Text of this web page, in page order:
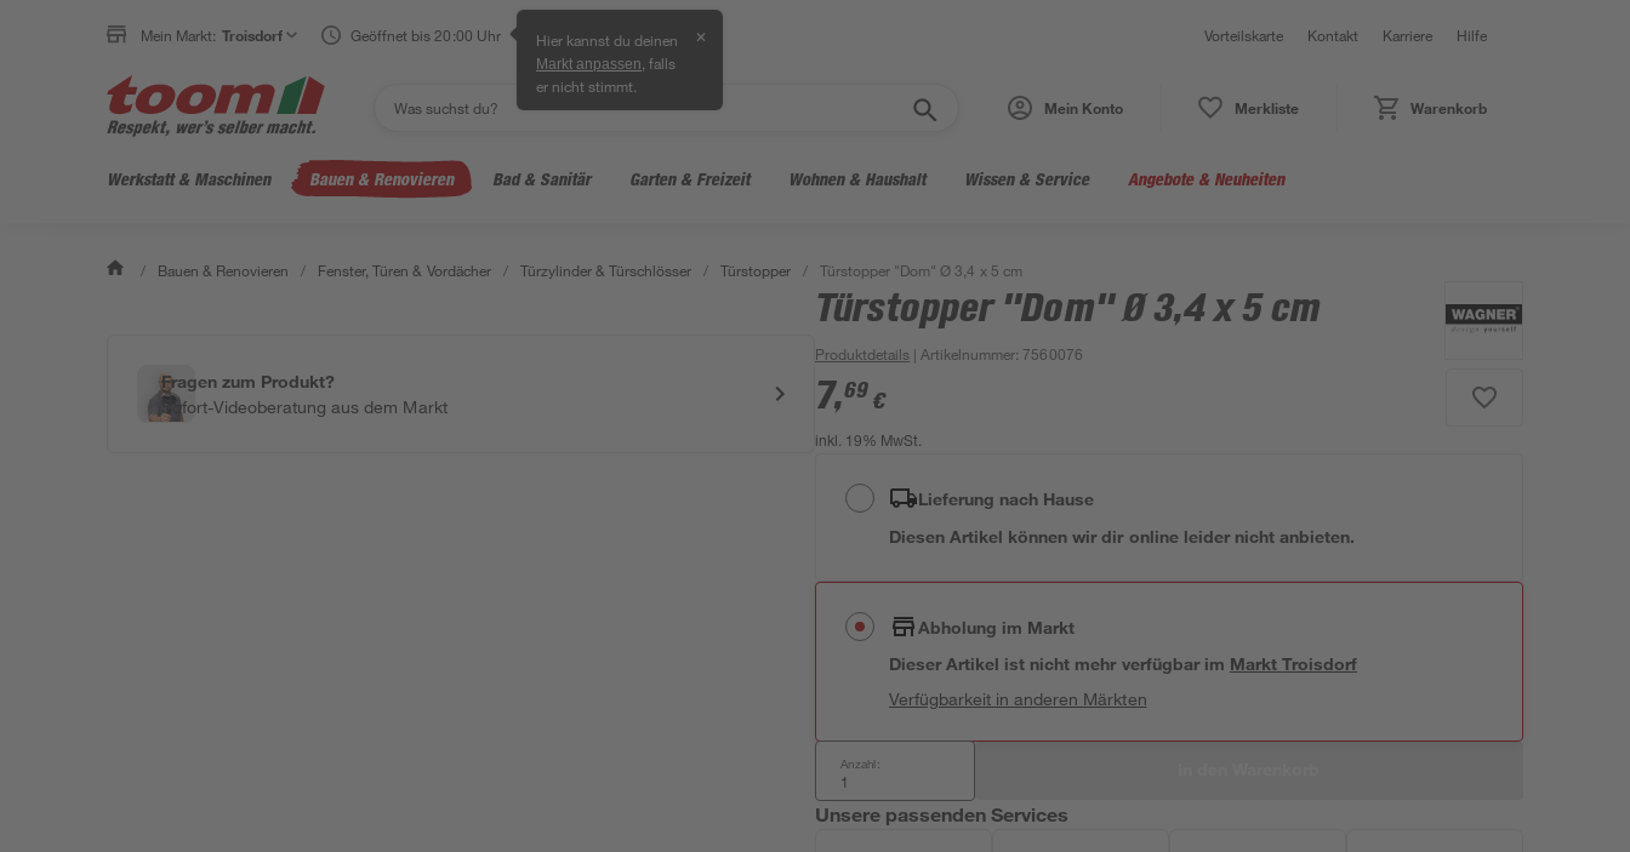
Mein Markt: Troisdorf Geöffnet bis 20:00 Uhr Hier kannst du deinen
Markt anpassen , falls
er nicht stimmt.
✕ Vorteilskarte Kontakt Karriere Hilfe
Mein Konto Merkliste Warenkorb
Werkstatt & Maschinen Bauen & Renovieren Bad & Sanitär Garten & Freizeit Wohnen & Haushalt Wissen & Service Angebote & Neuheiten
/ Bauen & Renovieren / Fenster, Türen & Vordächer / Türzylinder & Türschlösser / Türstopper / Türstopper "Dom" Ø 3,4 x 5 cm
Fragen zum Produkt?
Sofort-Videoberatung aus dem Markt
Türstopper "Dom" Ø 3,4 x 5 cm
Produktdetails | Artikelnummer: 7560076
7,69 €
inkl. 19% MwSt.
Lieferung nach Hause
Diesen Artikel können wir dir online leider nicht anbieten.
Abholung im Markt
Dieser Artikel ist nicht mehr verfügbar im Markt Troisdorf
Verfügbarkeit in anderen Märkten
Anzahl:
Unsere passenden Services